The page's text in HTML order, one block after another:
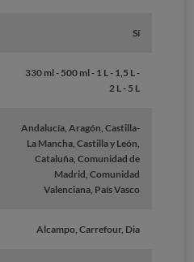
Sí
330 ml - 500 ml - 1 L - 1,5 L -
2 L - 5 L
Andalucía, Aragón, Castilla-
La Mancha, Castilla y León,
Cataluña, Comunidad de
Madrid, Comunidad
Valenciana, País Vasco
Alcampo, Carrefour, Dia